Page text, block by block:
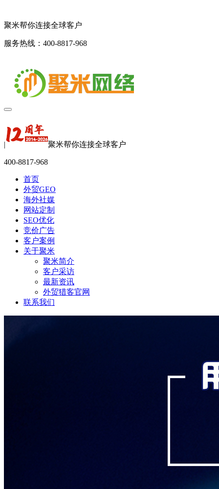
聚米帮你连接全球客户
服务热线：400-8817-968
| 聚米帮你连接全球客户
400-8817-968
首页
外贸GEO
海外社媒
网站定制
SEO优化
竞价广告
客户案例
关于聚米
聚米简介
客户采访
最新资讯
外贸猎客官网
联系我们